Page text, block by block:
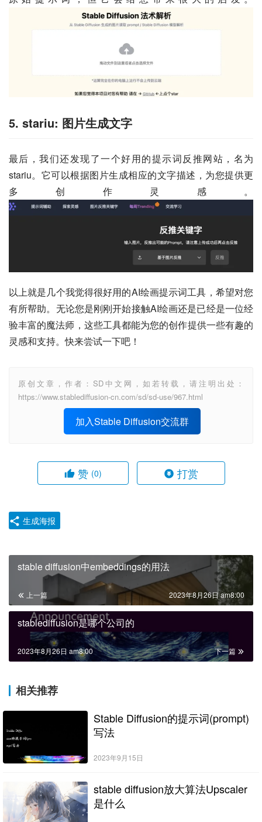
5. stariu: 图片生成文字
最后，我们还发现了一个好用的提示词反推网站，名为
stariu。它可以根据图片生成相应的文字描述，为您提供更
多创作灵感。
以上就是几个我觉得很好用的AI绘画提示词工具，希望对您
有所帮助。无论您是刚刚开始接触AI绘画还是已经是一位经
验丰富的魔法师，这些工具都能为您的创作提供一些有趣的
灵感和支持。快来尝试一下吧！
原创文章，作者：SD中文网，如若转载，请注明出处：
https://www.stablediffusion-cn.com/sd/sd-use/967.html
加入Stable Diffusion交流群
赞 (0) 打赏
生成海报
stable diffusion中embeddings的用法
上一篇 2023年8月26日 am8:00
stablediffusion是哪个公司的
下一篇
2023年8月26日 am8:00
相关推荐
Stable Diffusion的提示词(prompt)
写法
2023年9月15日
stable diffusion放大算法Upscaler
是什么